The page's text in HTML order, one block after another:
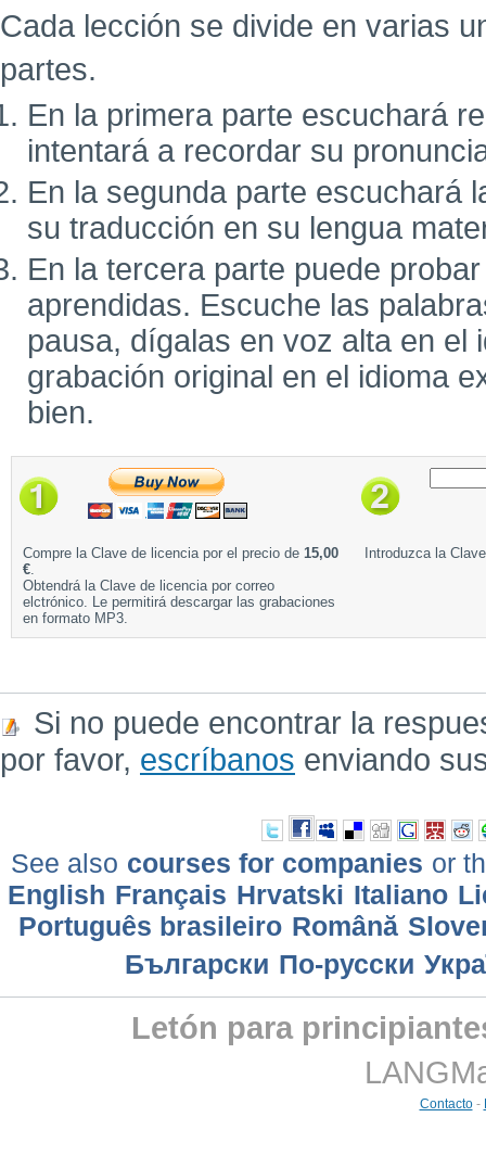
Cada lección se divide en varias
partes.
En la primera parte escuchará
intentará a recordar su
En la segunda parte escuchará
su traducción en su lengua
En la tercera parte puede
aprendidas. Escuche las
pausa, dígalas en voz alta en el
grabación original en el idioma
bien.
Compre la Clave de licencia por el precio de 15,00
€.
Obtendrá la Clave de licencia por correo
elctrónico. Le permitirá descargar las grabaciones
en formato MP3.
Introduzca la
Si no puede encontrar la
por favor, escríbanos enviando
See also courses for companies or
English Français Hrvatski Italiano
Português brasileiro Română
Български По-русски
Letón para
Contacto-